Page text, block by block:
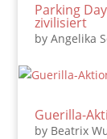
Parking
zivilisiert
by Angelika
Guerilla-
by Beatrix